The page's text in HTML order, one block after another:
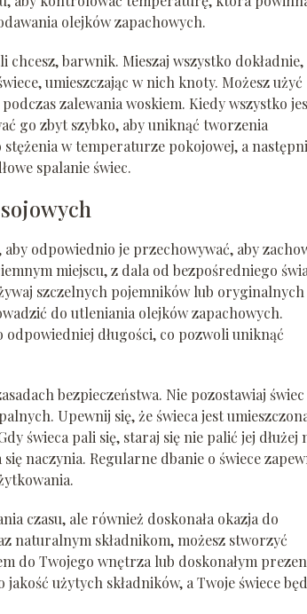
olejków zapachowych.
barwnik. Mieszaj wszystko dokładnie,
umieszczając w nich knoty. Możesz użyć
zalewania woskiem. Kiedy wszystko
go zbyt szybko, aby uniknąć tworzenia
w temperaturze pokojowej, a
spalanie świec.
odpowiednio je przechowywać, aby
miejscu, z dala od bezpośredniego
szczelnych pojemników lub oryginalnych
do utleniania olejków zapachowych.
długości, co pozwoli uniknąć
bezpieczeństwa. Nie pozostawiaj świec
Upewnij się, że świeca jest
świeca pali się, staraj się nie palić jej dłużej
naczynia. Regularne dbanie o świece
czasu, ale również doskonała okazja do
naturalnym składnikom, możesz stworzyć
do Twojego wnętrza lub doskonałym
użytych składników, a Twoje świece